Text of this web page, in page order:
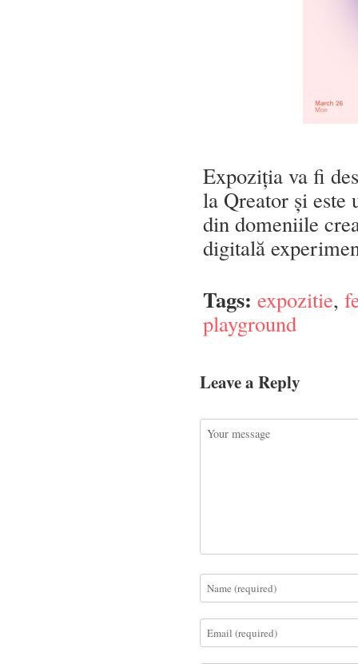
Expoziția va fi
la Qreator și este
din domeniile
digitală
Tags: expozitie,
playground
Leave a Reply